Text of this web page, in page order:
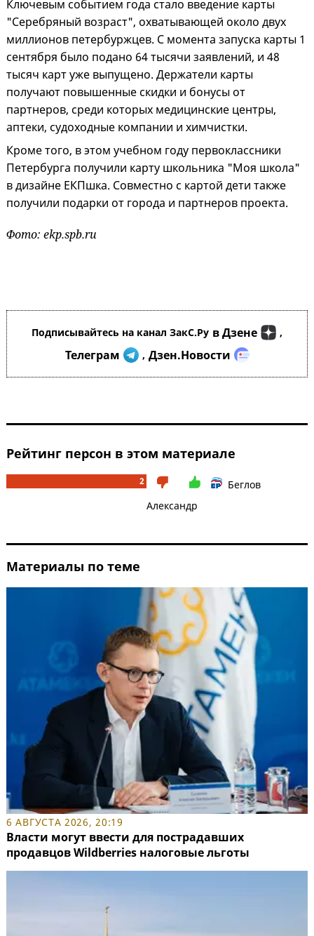
Ключевым событием года стало введение карты
"Серебряный возраст", охватывающей около двух
миллионов петербуржцев. С момента запуска карты 1
сентября было подано 64 тысячи заявлений, и 48
тысяч карт уже выпущено. Держатели карты
получают повышенные скидки и бонусы от
партнеров, среди которых медицинские центры,
аптеки, судоходные компании и химчистки.
Кроме того, в этом учебном году первоклассники
Петербурга получили карту школьника "Моя школа"
в дизайне ЕКПшка. Совместно с картой дети также
получили подарки от города и партнеров проекта.
Фото: ekp.spb.ru
Подписывайтесь на канал ЗакС.Ру в Дзене ,
Телеграм , Дзен.Новости
Рейтинг персон в этом материале
2
Беглов
Александр
Материалы по теме
6 АВГУСТА 2026, 20:19
Власти могут ввести для пострадавших
продавцов Wildberries налоговые льготы